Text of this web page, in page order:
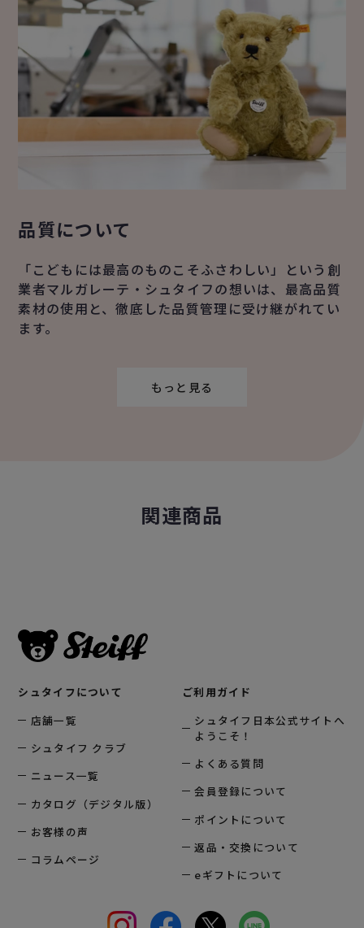
品質について
「こどもには最高のものこそふさわしい」という創
業者マルガレーテ・シュタイフの想いは、最高品質
素材の使用と、徹底した品質管理に受け継がれてい
ます。
もっと見る
関連商品
シュタイフについて
店舗一覧
シュタイフ クラブ
ニュース一覧
カタログ（デジタル版）
お客様の声
コラムページ
ご利用ガイド
シュタイフ日本公式サイトへ
ようこそ！
よくある質問
会員登録について
ポイントについて
返品・交換について
eギフトについて